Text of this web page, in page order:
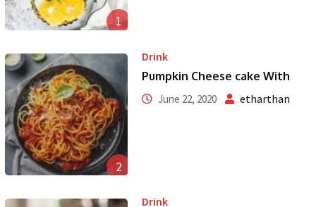
1
2
Drink
Pumpkin Cheese cake With
June 22, 2020 etharthan
Drink